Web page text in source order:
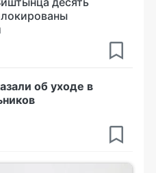
об уходе в